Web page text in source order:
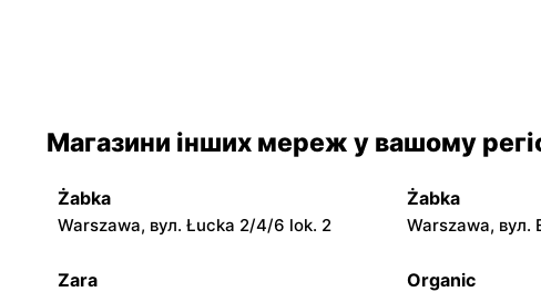
Żabka Żabka
Żabka Żabka
Магазини інших мереж у вашому
Żabka
Warszawa, вул. Łucka 2/4/6 lok. 2
Żabka
Warszawa, вул.
Zara Organic